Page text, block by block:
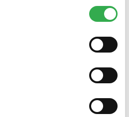
mohli používať všetky tieto